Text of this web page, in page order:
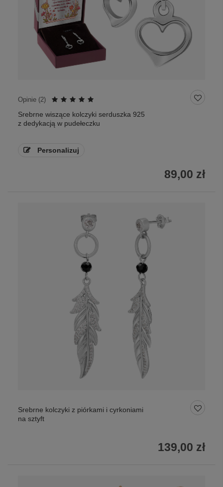
Opinie (2)
Srebrne wiszące kolczyki serduszka 925
z dedykacją w pudełeczku
Personalizuj
89,00 zł
Srebrne kolczyki z piórkami i cyrkoniami
na sztyft
139,00 zł